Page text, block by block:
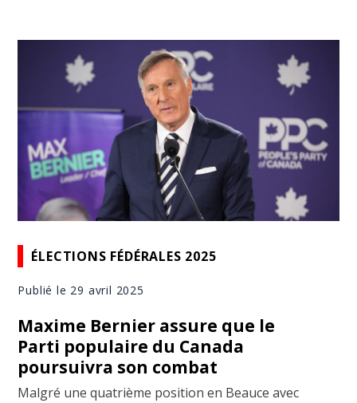
ÉLECTIONS FÉDÉRALES 2025
Publié le 29 avril 2025
Maxime Bernier assure que le
Parti populaire du Canada
poursuivra son combat
Malgré une quatrième position en Beauce avec